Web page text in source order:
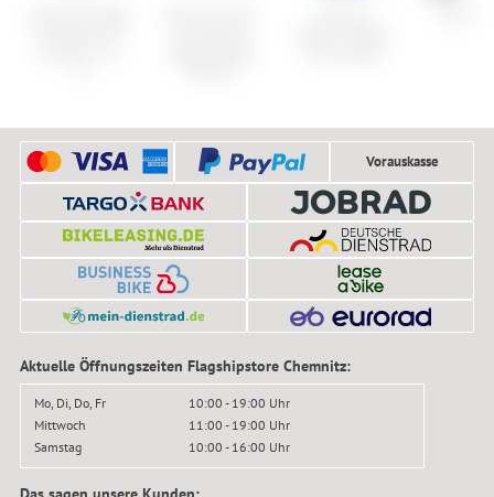
Vorauskasse
Aktuelle Öffnungszeiten Flagshipstore Chemnitz:
Mo, Di, Do, Fr
10:00 - 19:00 Uhr
Mittwoch
11:00 - 19:00 Uhr
Samstag
10:00 - 16:00 Uhr